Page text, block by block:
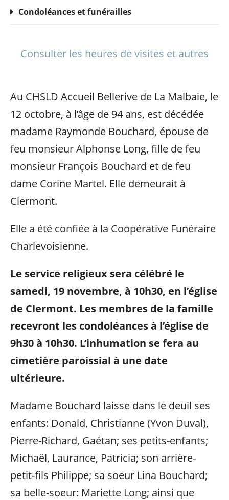
Condoléances et funérailles
Consulter les heures de visites et autres
Au CHSLD Accueil Bellerive de La Malbaie, le
12 octobre, à l’âge de 94 ans, est décédée
madame Raymonde Bouchard, épouse de
feu monsieur Alphonse Long, fille de feu
monsieur François Bouchard et de feu
dame Corine Martel. Elle demeurait à
Clermont.
Elle a été confiée à la Coopérative Funéraire
Charlevoisienne.
Le service religieux sera célébré le
samedi, 19 novembre, à 10h30, en l’église
de Clermont. Les membres de la famille
recevront les condoléances à l’église de
9h30 à 10h30. L’inhumation se fera au
cimetière paroissial à une date
ultérieure.
Madame Bouchard laisse dans le deuil ses
enfants: Donald, Christianne (Yvon Duval),
Pierre-Richard, Gaétan; ses petits-enfants;
Michaël, Laurance, Patricia; son arrière-
petit-fils Philippe; sa soeur Lina Bouchard;
sa belle-soeur: Mariette Long; ainsi que